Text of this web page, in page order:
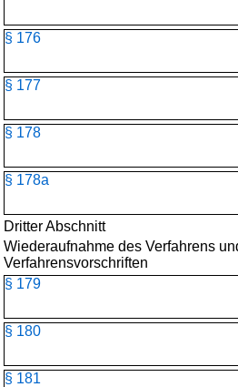
§ 176
§ 177
§ 178
§ 178a
Dritter Abschnitt
Wiederaufnahme des Verfahrens
Verfahrensvorschriften
§ 179
§ 180
§ 181